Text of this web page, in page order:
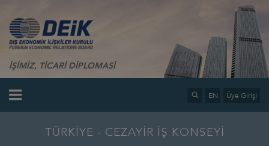
İŞİMİZ, TİCARİ DİPLOMASİ
EN Üye Girişi
TÜRKİYE - CEZAYİR İŞ KONSEYİ